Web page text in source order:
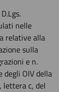
nelle
relative alla
sulla
e n.
degli OIV della
lettera c, del